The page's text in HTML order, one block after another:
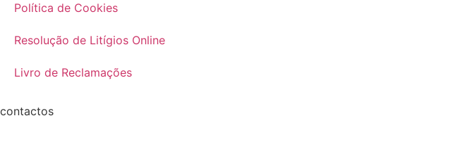
Política de Cookies
Resolução de Litígios Online
Livro de Reclamações
contactos